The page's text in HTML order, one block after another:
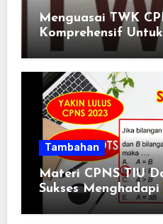
Menguasai TWK
Komprehensif
Tambahan
Materi CPNS TIU
Sukses Menghadapi